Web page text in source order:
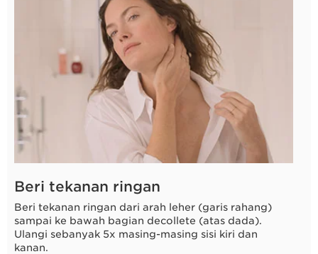
Beri tekanan ringan
Beri tekanan ringan dari arah leher (garis rahang)
sampai ke bawah bagian decollete (atas dada).
Ulangi sebanyak 5x masing-masing sisi kiri dan
kanan.